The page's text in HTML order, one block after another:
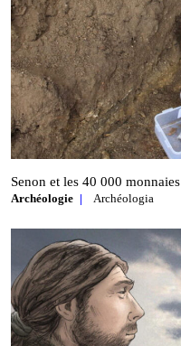
Senon et les 40 000 monnaies
Archéologie Archéologia